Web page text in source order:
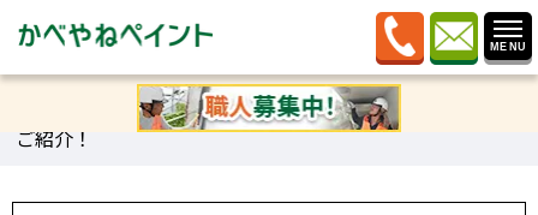
ブログ»感謝しますブログ»外壁塗装の塗り替
えにかかる費用とは？相場と安く抑えるためのポイントを
ご紹介！